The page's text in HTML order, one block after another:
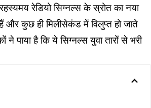
रेडियो सिग्नल्स के स्रोत का नया
और कुछ ही मिलीसेकंड में विलुप्त हो जाते
पाया है कि ये सिग्नल्स युवा तारों से भरी